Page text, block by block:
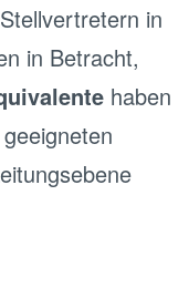
in
in Betracht,
haben